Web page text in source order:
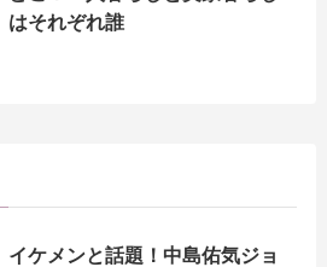
はそれぞれ誰
イケメンと話題！中島佑気ジョ